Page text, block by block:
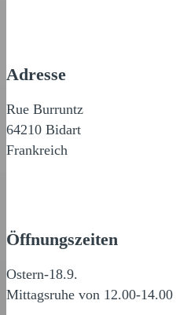
Adresse
Rue Burruntz
64210 Bidart
Frankreich
Öffnungszeiten
Ostern-18.9.
Mittagsruhe von 12.00-